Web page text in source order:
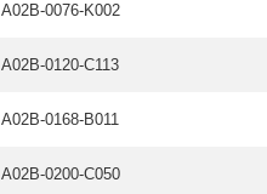
A02B-0076-K002
A02B-0120-C113
A02B-0168-B011
A02B-0200-C050